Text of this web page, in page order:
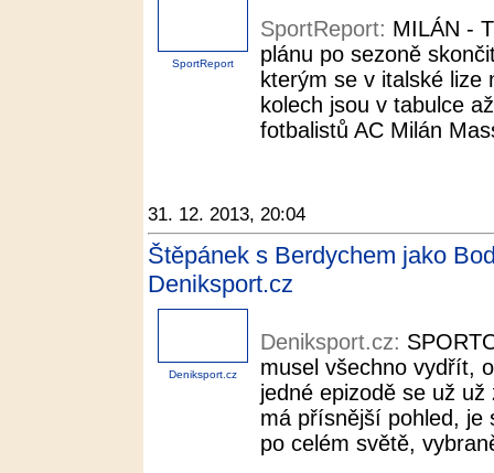
SportReport
SportReport: MILÁN -
plánu po sezoně
kterým se v italské lize
kolech jsou v tabulce
fotbalistů AC Milán
31. 12. 2013, 20:04
Štěpánek s Berdychem jako
Deniksport.cz
Deniksport.cz
Deniksport.cz:
musel všechno vydřít,
jedné epizodě se už
má přísnější pohled, je
po celém světě,